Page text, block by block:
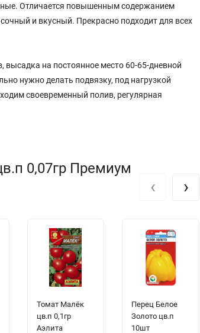
Отличается повышенным содержанием
и вкусный. Прекрасно подходит для всех
высадка на постоянное место 60-65-дневной
нужно делать подвязку, под нагрузкой
своевременный полив, регулярная
0,07гр Премиум
Томат Малёк
цв.п 0,1гр
Аэлита
Перец Белое
Золото цв.п
10шт
‹ ›